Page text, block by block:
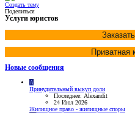
Создать тему
Поделиться
Услуги юристов
Приватная
Новые сообщения
A
Принудительный выкуп доли
Последнее: Alexandit
24 Июл 2026
Жилищное право - жилищные споры